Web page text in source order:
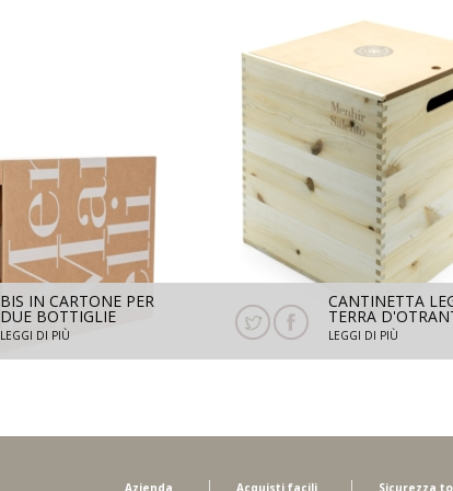
BIS IN CARTONE PER
DUE BOTTIGLIE
MENHIR MARANGELLI
LEGGI DI PIÙ
CANTINETTA
TERRA
9 BOTTIGLIE
LEGGI DI PIÙ
Azienda Acquisti facili Sicurezza